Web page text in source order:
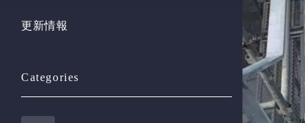
更新情報
Categories